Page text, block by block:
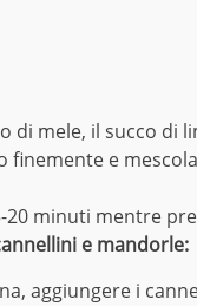
di mele, il succo di
finemente e
20 minuti mentre
e mandorle:
aggiungere i